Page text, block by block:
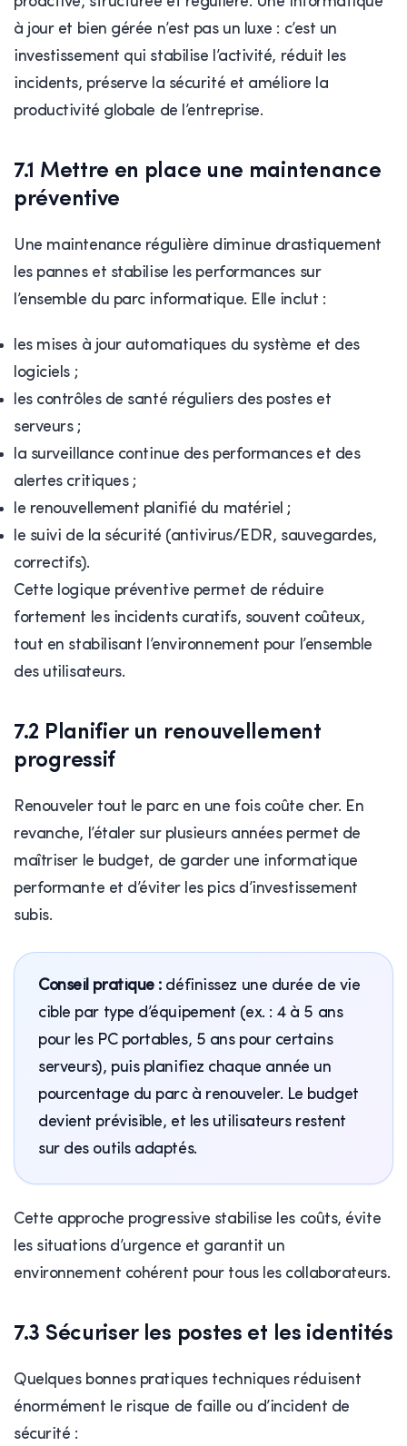
à jour et bien gérée n’est pas un luxe : c’est un
investissement qui stabilise l’activité, réduit les
incidents, préserve la sécurité et améliore la
productivité globale de l’entreprise.
7.1 Mettre en place une maintenance
préventive
Une maintenance régulière diminue drastiquement
les pannes et stabilise les performances sur
l’ensemble du parc informatique. Elle inclut :
les mises à jour automatiques du système et des
logiciels ;
les contrôles de santé réguliers des postes et
serveurs ;
la surveillance continue des performances et des
alertes critiques ;
le renouvellement planifié du matériel ;
le suivi de la sécurité (antivirus/EDR, sauvegardes,
correctifs).
Cette logique préventive permet de réduire
fortement les incidents curatifs, souvent coûteux,
tout en stabilisant l’environnement pour l’ensemble
des utilisateurs.
7.2 Planifier un renouvellement
progressif
Renouveler tout le parc en une fois coûte cher. En
revanche, l’étaler sur plusieurs années permet de
maîtriser le budget, de garder une informatique
performante et d’éviter les pics d’investissement
subis.
Conseil pratique :définissez une durée de vie
cible par type d’équipement (ex. : 4 à 5 ans
pour les PC portables, 5 ans pour certains
serveurs), puis planifiez chaque année un
pourcentage du parc à renouveler. Le budget
devient prévisible, et les utilisateurs restent
sur des outils adaptés.
Cette approche progressive stabilise les coûts, évite
les situations d’urgence et garantit un
environnement cohérent pour tous les collaborateurs.
7.3 Sécuriser les postes et les identités
Quelques bonnes pratiques techniques réduisent
énormément le risque de faille ou d’incident de
sécurité :